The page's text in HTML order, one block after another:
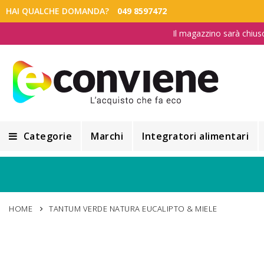
HAI QUALCHE DOMANDA? 049 8597472
Il magazzino sarà
Categorie
Alimentazione e Dietetica
Marchi Integratori alimentari
HOME TANTUM VERDE NATURA EUCALIPTO & MIELE